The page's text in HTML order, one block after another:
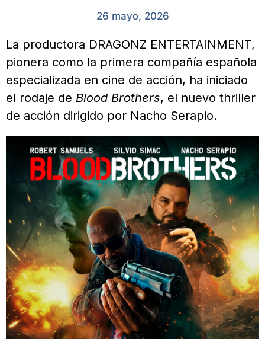
26 mayo, 2026
La productora DRAGONZ ENTERTAINMENT,
pionera como la primera compañía española
especializada en cine de acción, ha iniciado
el rodaje de Blood Brothers, el nuevo thriller
de acción dirigido por Nacho Serapio.